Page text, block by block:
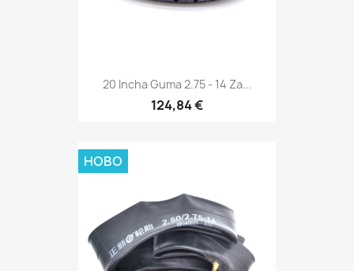
20 Incha Guma 2.75 - 14 Za...
124,84 €
НОВО